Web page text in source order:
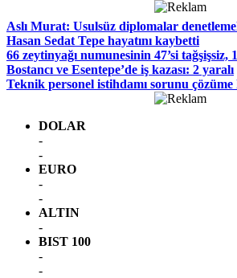
Aslı Murat: Usulsüz diplomalar
Hasan Sedat Tepe hayatını kaybetti
66 zeytinyağı numunesinin 47’si tağşişsiz,
Bostancı ve Esentepe’de iş kazası: 2 yaralı
Teknik personel istihdamı sorunu
DOLAR
-
-
EURO
-
-
ALTIN
-
BIST 100
-
-